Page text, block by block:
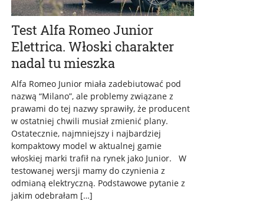
Test Alfa Romeo Junior
Elettrica. Włoski charakter
nadal tu mieszka
Alfa Romeo Junior miała zadebiutować pod
nazwą “Milano”, ale problemy związane z
prawami do tej nazwy sprawiły, że producent
w ostatniej chwili musiał zmienić plany.
Ostatecznie, najmniejszy i najbardziej
kompaktowy model w aktualnej gamie
włoskiej marki trafił na rynek jako Junior. W
testowanej wersji mamy do czynienia z
odmianą elektryczną. Podstawowe pytanie z
jakim odebrałam […]